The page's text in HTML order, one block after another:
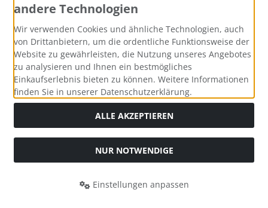
Widerrufsformular
Alle Preise inkl. gesetzl. MwSt. zzgl.Versandkosten
durchgestrichenen Preise entsprechen dem bisherigen Preis
Bio Saatgut, Samenfest, Gemüse Biosaatgut © 2026 | Template
andere Technologien
Wir verwenden Cookies und ähnliche Technologien, auch
von Drittanbietern, um die ordentliche Funktionsweise der
Website zu gewährleisten, die Nutzung unseres Angebotes
zu analysieren und Ihnen ein bestmögliches
Einkaufserlebnis bieten zu können. Weitere Informationen
finden Sie in unserer Datenschutzerklärung.
ALLE AKZEPTIEREN
NUR NOTWENDIGE
Einstellungen anpassen